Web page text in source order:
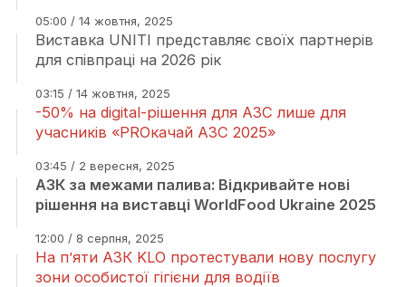
05:00 / 14 жовтня, 2025
Виставка UNITI представляє своїх партнерів
для співпраці на 2026 рік
03:15 / 14 жовтня, 2025
-50% на digital-рішення для АЗС лише для
учасників «PROкачай АЗС 2025»
03:45 / 2 вересня, 2025
АЗК за межами палива: Відкривайте нові
рішення на виставці WorldFood Ukraine 2025
12:00 / 8 серпня, 2025
На п’яти АЗК KLO протестували нову послугу
зони особистої гігієни для водіїв